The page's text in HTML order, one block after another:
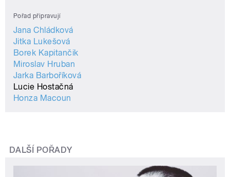
Pořad připravují
Jana Chládková
Jitka Lukešová
Borek Kapitančik
Miroslav Hruban
Jarka Barboříková
Lucie Hostačná
Honza Macoun
DALŠÍ POŘADY